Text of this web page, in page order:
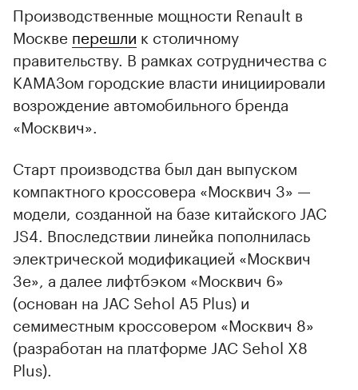
Производственные мощности Renault в
Москве перешли к столичному
правительству. В рамках сотрудничества с
КАМАЗом городские власти инициировали
возрождение автомобильного бренда
«Москвич».
Старт производства был дан выпуском
компактного кроссовера «Москвич 3» —
модели, созданной на базе китайского JAC
JS4. Впоследствии линейка пополнилась
электрической модификацией «Москвич
3е», а далее лифтбэком «Москвич 6»
(основан на JAC Sehol A5 Plus) и
семиместным кроссовером «Москвич 8»
(разработан на платформе JAC Sehol X8
Plus).